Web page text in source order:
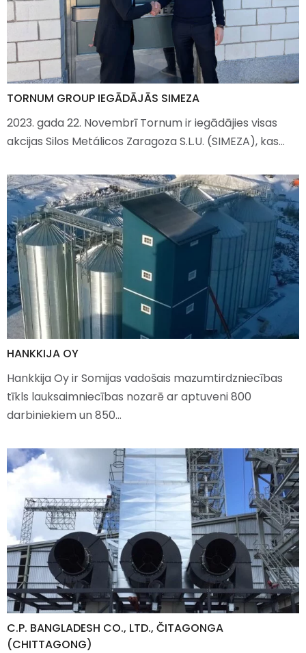
TORNUM GROUP IEGĀDĀJĀS SIMEZA
2023. gada 22. Novembrī Tornum ir iegādājies visas
akcijas Silos Metálicos Zaragoza S.L.U. (SIMEZA), kas…
HANKKIJA OY
Hankkija Oy ir Somijas vadošais mazumtirdzniecības
tīkls lauksaimniecības nozarē ar aptuveni 800
darbiniekiem un 850…
C.P. BANGLADESH CO., LTD., ČITAGONGA
(CHITTAGONG)